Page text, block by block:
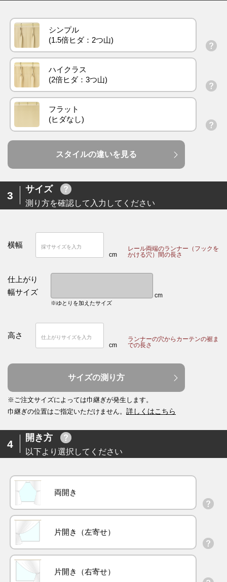
シンプル
ハイクラス
フラット
スタイルの違いを見る
3
サイズ
測り方を確認して入力してください
横幅
cm
レール両端のランナー（フックを
かける穴）間の長さ
仕上がり
幅サイズ
cm
※ゆとりを加えたサイズ
高さ
cm
ランナーの穴からカーテンの裾ま
での長さ
サイズの測り方
※ご注文サイズによっては巾継ぎが発生します。
巾継ぎの位置はご指定いただけません。 詳しくはこちら
4
開き方
以下より選択してください
両開き
片開き（左寄せ）
片開き（右寄せ）